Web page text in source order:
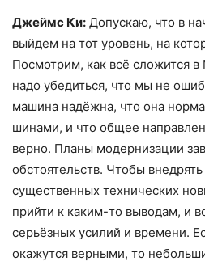
Джеймс Ки: Допускаю, что в
выйдем на тот уровень, на
Посмотрим, как всё сложится
надо убедиться, что мы не
машина надёжна, что она
шинами, и что общее
верно. Планы модернизации
обстоятельств. Чтобы
существенных технических
прийти к каким-то выводам, и
серьёзных усилий и времени.
окажутся верными, то